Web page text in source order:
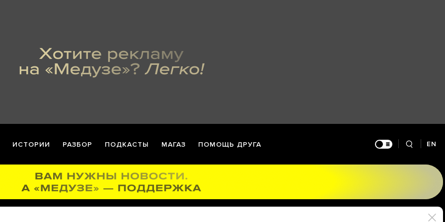
ИСТОРИИ РАЗБОР ПОДКАСТЫ МАГАЗ ПОМОЩЬ ДРУГА EN